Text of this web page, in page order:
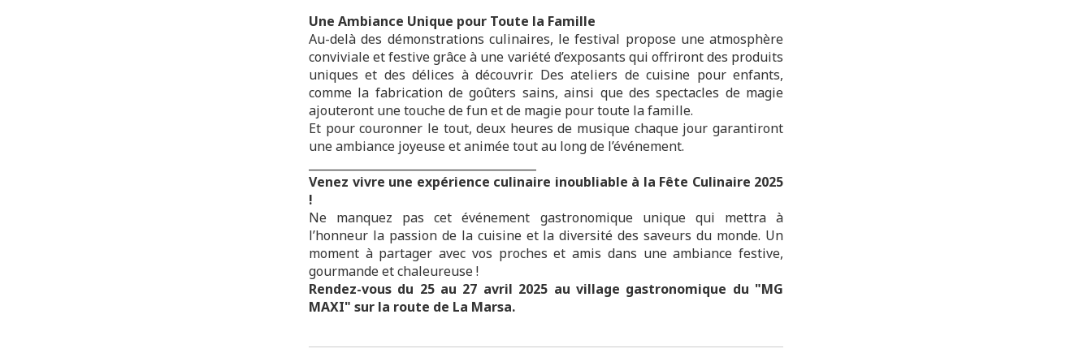
Une Ambiance Unique pour Toute la Famille
Au-delà des démonstrations culinaires, le festival propose une atmosphère
conviviale et festive grâce à une variété d’exposants qui offriront des produits
uniques et des délices à découvrir. Des ateliers de cuisine pour enfants,
comme la fabrication de goûters sains, ainsi que des spectacles de magie
ajouteront une touche de fun et de magie pour toute la famille.
Et pour couronner le tout, deux heures de musique chaque jour garantiront
une ambiance joyeuse et animée tout au long de l’événement.
Venez vivre une expérience culinaire inoubliable à la Fête Culinaire 2025
!
Ne manquez pas cet événement gastronomique unique qui mettra à
l’honneur la passion de la cuisine et la diversité des saveurs du monde. Un
moment à partager avec vos proches et amis dans une ambiance festive,
gourmande et chaleureuse !
Rendez-vous du 25 au 27 avril 2025 au village gastronomique du "MG
MAXI" sur la route de La Marsa.